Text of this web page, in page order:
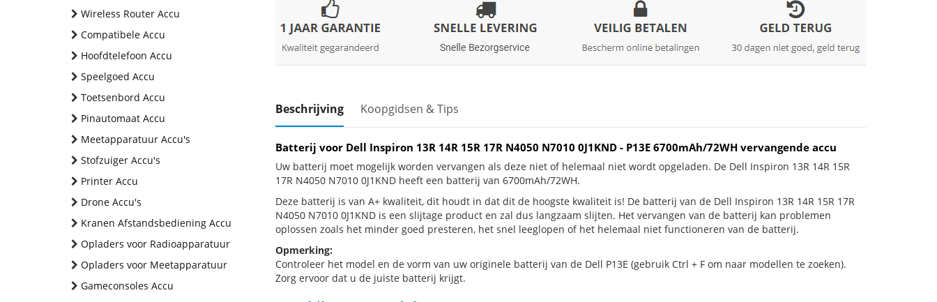
Wireless Router Accu
Compatibele Accu
Hoofdtelefoon Accu
Speelgoed Accu
Toetsenbord Accu
Pinautomaat Accu
Meetapparatuur Accu's
Stofzuiger Accu's
Printer Accu
Drone Accu's
Kranen Afstandsbediening Accu
Opladers voor Radioapparatuur
Opladers voor Meetapparatuur
Gameconsoles Accu
Beschrijving Koopgidsen & Tips
Batterij voor Dell Inspiron 13R 14R 15R 17R N4050 N7010 0J1KND - P13E 6700mAh/72WH vervangende accu
Uw batterij moet mogelijk worden vervangen als deze niet of helemaal niet wordt opgeladen. De Dell Inspiron 13R 14R 15R
17R N4050 N7010 0J1KND heeft een batterij van 6700mAh/72WH.
Deze batterij is van A+ kwaliteit, dit houdt in dat dit de hoogste kwaliteit is! De batterij van de Dell Inspiron 13R 14R 15R 17R
N4050 N7010 0J1KND is een slijtage product en zal dus langzaam slijten. Het vervangen van de batterij kan problemen
oplossen zoals het minder goed presteren, het snel leeglopen of het helemaal niet functioneren van de batterij.
Opmerking:
Controleer het model en de vorm van uw originele batterij van de Dell P13E (gebruik Ctrl + F om naar modellen te zoeken).
Zorg ervoor dat u de juiste batterij krijgt.